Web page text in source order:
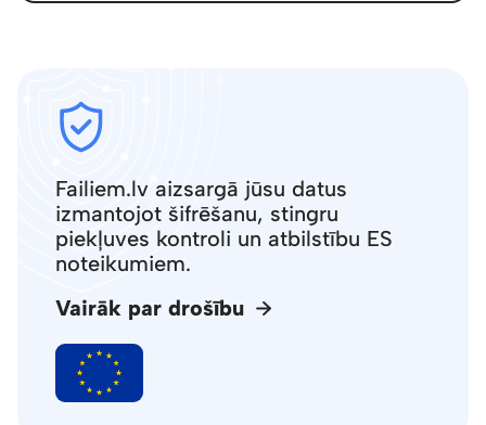
Failiem.lv aizsargā jūsu datus
izmantojot šifrēšanu, stingru
piekļuves kontroli un atbilstību ES
noteikumiem.
Vairāk par drošību